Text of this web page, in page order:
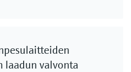
laadun valvonta